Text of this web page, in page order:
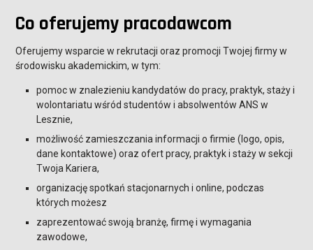
Co oferujemy pracodawcom
Oferujemy wsparcie w rekrutacji oraz promocji Twojej firmy w
środowisku akademickim, w tym:
pomoc w znalezieniu kandydatów do pracy, praktyk, staży i
wolontariatu wśród studentów i absolwentów ANS w
Lesznie,
możliwość zamieszczania informacji o firmie (logo, opis,
dane kontaktowe) oraz ofert pracy, praktyk i staży w sekcji
Twoja Kariera,
organizację spotkań stacjonarnych i online, podczas
których możesz
zaprezentować swoją branżę, firmę i wymagania
zawodowe,